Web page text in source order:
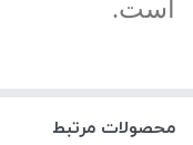
است.
محصولات مرتبط